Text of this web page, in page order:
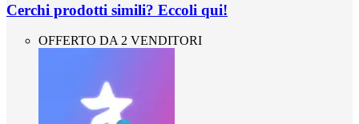
Cerchi prodotti simili? Eccoli qui!
OFFERTO DA 2 VENDITORI